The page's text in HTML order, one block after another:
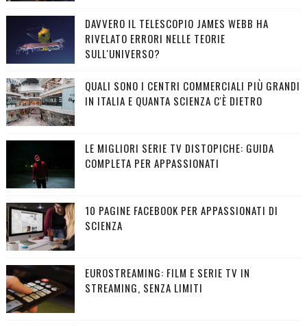
DAVVERO IL TELESCOPIO JAMES WEBB HA
RIVELATO ERRORI NELLE TEORIE
SULL'UNIVERSO?
QUALI SONO I CENTRI COMMERCIALI PIÙ GRANDI
IN ITALIA E QUANTA SCIENZA C'È DIETRO
LE MIGLIORI SERIE TV DISTOPICHE: GUIDA
COMPLETA PER APPASSIONATI
10 PAGINE FACEBOOK PER APPASSIONATI DI
SCIENZA
EUROSTREAMING: FILM E SERIE TV IN
STREAMING, SENZA LIMITI